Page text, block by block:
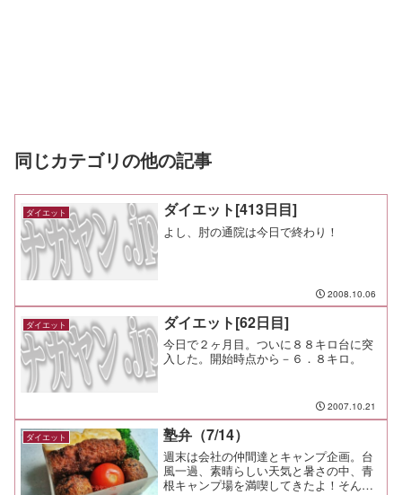
同じカテゴリの他の記事
ダイエット ダイエット[413日目]
よし、肘の通院は今日で終わり！
2008.10.06
ダイエット ダイエット[62日目]
今日で２ヶ月目。ついに８８キロ台に突
入した。開始時点から－６．８キロ。
2007.10.21
ダイエット 塾弁（7/14）
週末は会社の仲間達とキャンプ企画。台
風一過、素晴らしい天気と暑さの中、青
根キャンプ場を満喫してきたよ！そんな